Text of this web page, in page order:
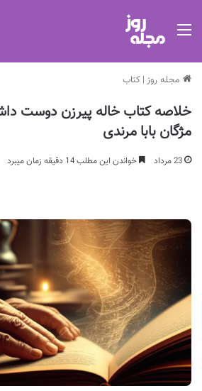
مجله روز | کتاب
خلاصه کتاب خاله پیرزن دوست
مژگان بابا مرندی
23 مرداد خواندن این مطلب 14 دقیقه زمان میبرد